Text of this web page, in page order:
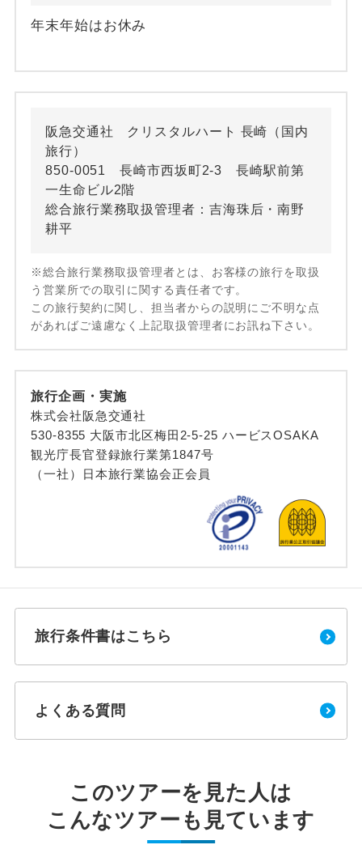
年末年始はお休み
阪急交通社 クリスタルハート 長崎（国内
旅行）
850-0051 長崎市西坂町2-3 長崎駅前第
一生命ビル2階
総合旅行業務取扱管理者：吉海珠后・南野
耕平
※総合旅行業務取扱管理者とは、お客様の旅行を取扱
う営業所での取引に関する責任者です。
この旅行契約に関し、担当者からの説明にご不明な点
があればご遠慮なく上記取扱管理者にお訊ね下さい。
旅行企画・実施
株式会社阪急交通社
530-8355 大阪市北区梅田2-5-25 ハービスOSAKA
観光庁長官登録旅行業第1847号
（一社）日本旅行業協会正会員
旅行条件書はこちら
よくある質問
このツアーを見た人は
こんなツアーも見ています